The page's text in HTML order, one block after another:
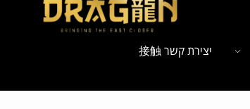
יצירת קשר 接触